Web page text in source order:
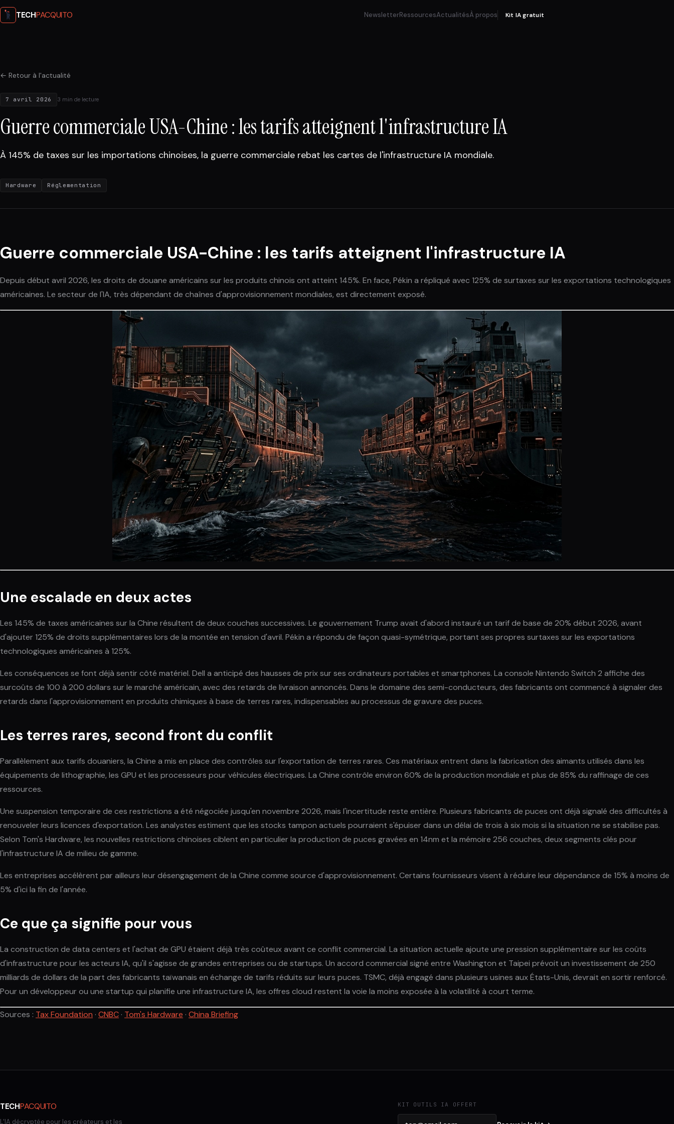
TECHPACQUITO NewsletterRessourcesActualitésÀ propos Kit IA gratuit
← Retour à l'actualité
7 avril 2026 3 min de lecture
Guerre commerciale USA-Chine : les tarifs atteignent l'infrastructure IA
À 145% de taxes sur les importations chinoises, la guerre commerciale rebat les cartes de l'infrastructure IA mondiale.
Hardware Réglementation
Guerre commerciale USA-Chine : les tarifs atteignent l'infrastructure IA
Depuis début avril 2026, les droits de douane américains sur les produits chinois ont atteint 145%. En face, Pékin a répliqué avec 125% de surtaxes sur les exportations technologiques
américaines. Le secteur de l'IA, très dépendant de chaînes d'approvisionnement mondiales, est directement exposé.
Une escalade en deux actes
Les 145% de taxes américaines sur la Chine résultent de deux couches successives. Le gouvernement Trump avait d'abord instauré un tarif de base de 20% début 2026, avant
d'ajouter 125% de droits supplémentaires lors de la montée en tension d'avril. Pékin a répondu de façon quasi-symétrique, portant ses propres surtaxes sur les exportations
technologiques américaines à 125%.
Les conséquences se font déjà sentir côté matériel. Dell a anticipé des hausses de prix sur ses ordinateurs portables et smartphones. La console Nintendo Switch 2 affiche des
surcoûts de 100 à 200 dollars sur le marché américain, avec des retards de livraison annoncés. Dans le domaine des semi-conducteurs, des fabricants ont commencé à signaler des
retards dans l'approvisionnement en produits chimiques à base de terres rares, indispensables au processus de gravure des puces.
Les terres rares, second front du conflit
Parallèlement aux tarifs douaniers, la Chine a mis en place des contrôles sur l'exportation de terres rares. Ces matériaux entrent dans la fabrication des aimants utilisés dans les
équipements de lithographie, les GPU et les processeurs pour véhicules électriques. La Chine contrôle environ 60% de la production mondiale et plus de 85% du raffinage de ces
ressources.
Une suspension temporaire de ces restrictions a été négociée jusqu'en novembre 2026, mais l'incertitude reste entière. Plusieurs fabricants de puces ont déjà signalé des difficultés à
renouveler leurs licences d'exportation. Les analystes estiment que les stocks tampon actuels pourraient s'épuiser dans un délai de trois à six mois si la situation ne se stabilise pas.
Selon Tom's Hardware, les nouvelles restrictions chinoises ciblent en particulier la production de puces gravées en 14nm et la mémoire 256 couches, deux segments clés pour
l'infrastructure IA de milieu de gamme.
Les entreprises accélèrent par ailleurs leur désengagement de la Chine comme source d'approvisionnement. Certains fournisseurs visent à réduire leur dépendance de 15% à moins de
5% d'ici la fin de l'année.
Ce que ça signifie pour vous
La construction de data centers et l'achat de GPU étaient déjà très coûteux avant ce conflit commercial. La situation actuelle ajoute une pression supplémentaire sur les coûts
d'infrastructure pour les acteurs IA, qu'il s'agisse de grandes entreprises ou de startups. Un accord commercial signé entre Washington et Taipei prévoit un investissement de 250
milliards de dollars de la part des fabricants taïwanais en échange de tarifs réduits sur leurs puces. TSMC, déjà engagé dans plusieurs usines aux États-Unis, devrait en sortir renforcé.
Pour un développeur ou une startup qui planifie une infrastructure IA, les offres cloud restent la voie la moins exposée à la volatilité à court terme.
Sources : Tax Foundation · CNBC · Tom's Hardware · China Briefing
TECHPACQUITO
L'IA décryptée pour les créateurs et les
KIT OUTILS IA OFFERT